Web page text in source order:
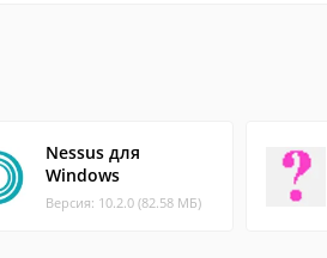
Nessus для
Windows
Версия: 10.2.0 (82.58 МБ)